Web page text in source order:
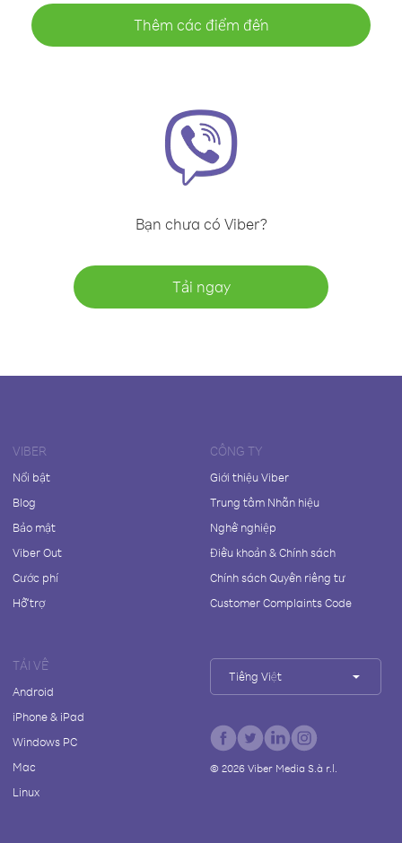
Thêm các điểm đến
Bạn chưa có Viber?
Tải ngay
VIBER
Nổi bật
Blog
Bảo mật
Viber Out
Cước phí
Hỗ trợ
CÔNG TY
Giới thiệu Viber
Trung tâm Nhãn hiệu
Nghề nghiệp
Điều khoản & Chính sách
Chính sách Quyền riêng tư
Customer Complaints Code
TẢI VỀ
Android
iPhone & iPad
Windows PC
Mac
Linux
Tiếng Việt
© 2026Viber Media S.à r.l.